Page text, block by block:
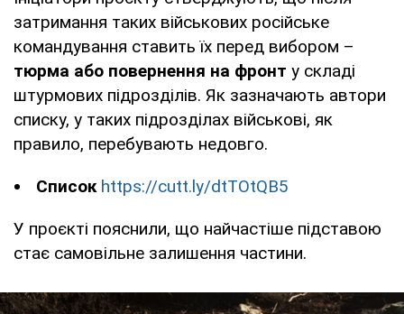
затримання таких військових російське
командування ставить їх перед вибором –
тюрма або повернення на фронт у складі
штурмових підрозділів. Як зазначають автори
списку, у таких підрозділах військові, як
правило, перебувають недовго.
Список https://cutt.ly/dtTOtQB5
У проєкті пояснили, що найчастіше підставою
стає самовільне залишення частини.